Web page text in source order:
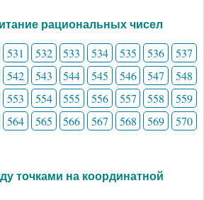
рациональных чисел
531 532 533 534 535 536
537
542 543 544 545 546 547
548
553 554 555 556 557 558
559
564 565 566 567 568 569
570
точками на координатной